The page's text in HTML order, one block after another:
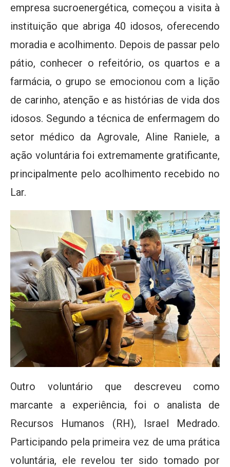
empresa sucroenergética, começou a visita à
instituição que abriga 40 idosos, oferecendo
moradia e acolhimento. Depois de passar pelo
pátio, conhecer o refeitório, os quartos e a
farmácia, o grupo se emocionou com a lição
de carinho, atenção e as histórias de vida dos
idosos. Segundo a técnica de enfermagem do
setor médico da Agrovale, Aline Raniele, a
ação voluntária foi extremamente gratificante,
principalmente pelo acolhimento recebido no
Lar.
Outro voluntário que descreveu como
marcante a experiência, foi o analista de
Recursos Humanos (RH), Israel Medrado.
Participando pela primeira vez de uma prática
voluntária, ele revelou ter sido tomado por